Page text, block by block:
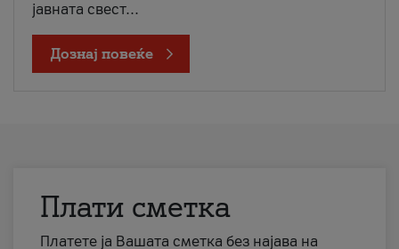
јавната свест...
Дознај повеќе
Плати сметка
Платете ја Вашата сметка без најава на